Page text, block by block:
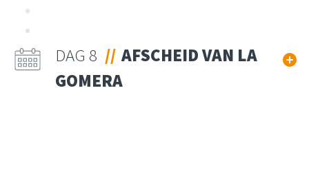
DAG 8
AFSCHEID VAN LA
GOMERA